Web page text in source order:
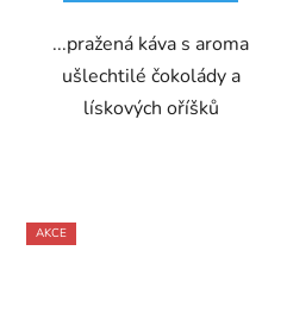
...pražená káva s aroma
ušlechtilé čokolády a
lískových oříšků
AKCE